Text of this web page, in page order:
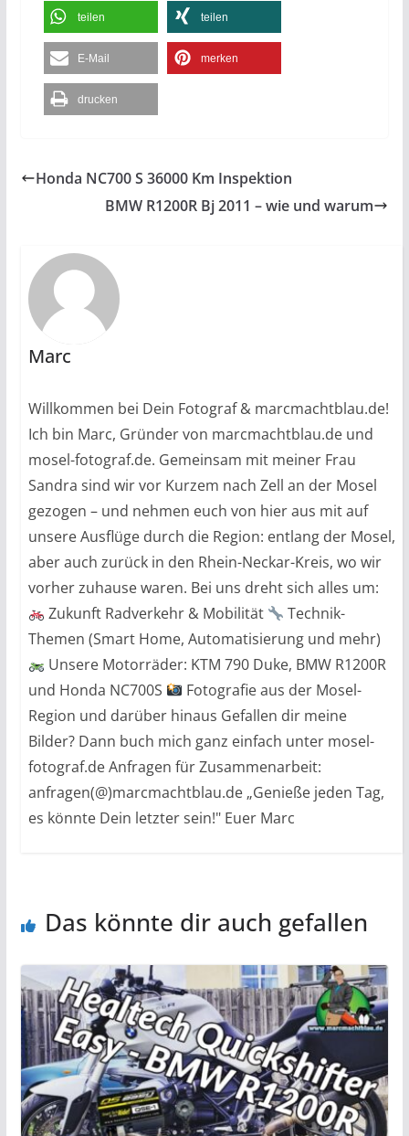
teilen teilen
E-Mail merken
drucken
Honda NC700 S 36000 Km Inspektion
BMW R1200R Bj 2011 – wie und warum
Marc
Willkommen bei Dein Fotograf & marcmachtblau.de!
Ich bin Marc, Gründer von marcmachtblau.de und
mosel-fotograf.de. Gemeinsam mit meiner Frau
Sandra sind wir vor Kurzem nach Zell an der Mosel
gezogen – und nehmen euch von hier aus mit auf
unsere Ausflüge durch die Region: entlang der Mosel,
aber auch zurück in den Rhein-Neckar-Kreis, wo wir
vorher zuhause waren. Bei uns dreht sich alles um:
Zukunft Radverkehr & Mobilität
Technik-
Themen (Smart Home, Automatisierung und mehr)
Unsere Motorräder: KTM 790 Duke, BMW R1200R
und Honda NC700S
Fotografie aus der Mosel-
Region und darüber hinaus Gefallen dir meine
Bilder? Dann buch mich ganz einfach unter mosel-
fotograf.de Anfragen für Zusammenarbeit:
anfragen(@)marcmachtblau.de „Genieße jeden Tag,
es könnte Dein letzter sein!" Euer Marc
Das könnte dir auch gefallen